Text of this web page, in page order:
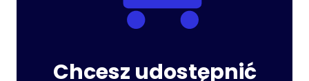
Chcesz udostępnić